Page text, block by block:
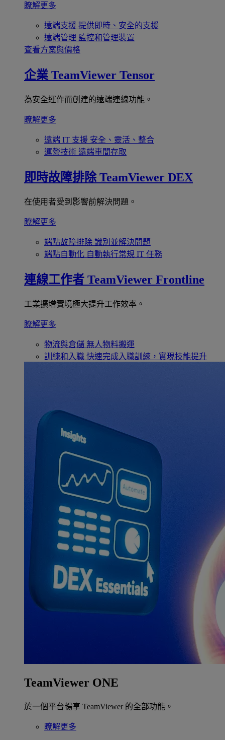
瞭解更多
遠端支援 提供即時、安全的支援
遠端管理 監控和管理裝置
查看方案與價格
企業 TeamViewer Tensor
為安全運作而創建的遠端連線功能。
瞭解更多
遠端 IT 支援 安全、靈活、整合
運營技術 遠端車間存取
即時故障排除 TeamViewer DEX
在使用者受到影響前解決問題。
瞭解更多
端點故障排除 識別並解決問題
端點自動化 自動執行常規 IT 任務
連線工作者 TeamViewer Frontline
工業擴增實境極大提升工作效率。
瞭解更多
物流與倉儲 無人物料搬運
訓練和入職 快速完成入職訓練，實現技能提升
TeamViewer ONE
於一個平台暢享 TeamViewer 的全部功能。
瞭解更多